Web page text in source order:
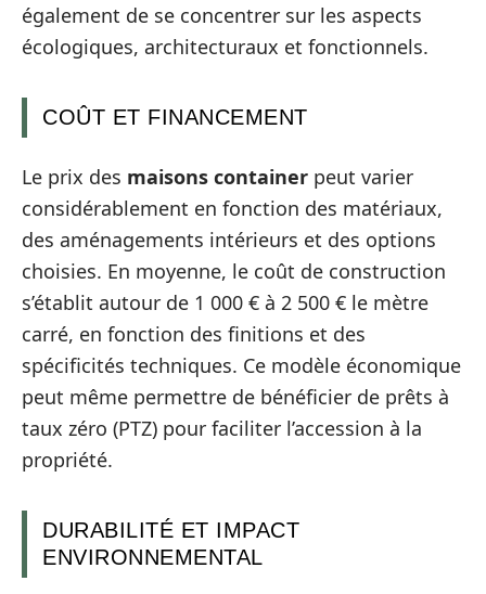
également de se concentrer sur les aspects
écologiques, architecturaux et fonctionnels.
COÛT ET FINANCEMENT
Le prix des maisons container peut varier
considérablement en fonction des matériaux,
des aménagements intérieurs et des options
choisies. En moyenne, le coût de construction
s’établit autour de 1 000 € à 2 500 € le mètre
carré, en fonction des finitions et des
spécificités techniques. Ce modèle économique
peut même permettre de bénéficier de prêts à
taux zéro (PTZ) pour faciliter l’accession à la
propriété.
DURABILITÉ ET IMPACT
ENVIRONNEMENTAL